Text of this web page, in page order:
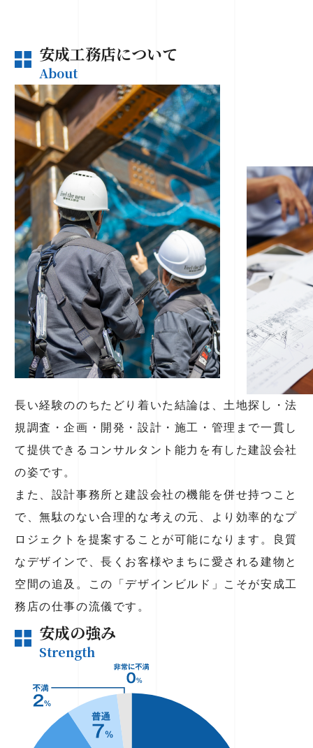
安成工務店について
About
長い経験ののちたどり着いた結論は、土地探し・法
規調査・企画・開発・設計・施工・管理まで一貫し
て提供できるコンサルタント能力を有した建設会社
の姿です。
また、設計事務所と建設会社の機能を併せ持つこと
で、無駄のない合理的な考えの元、より効率的なプ
ロジェクトを提案することが可能になります。良質
なデザインで、長くお客様やまちに愛される建物と
空間の追及。この「デザインビルド」こそが安成工
務店の仕事の流儀です。
安成の強み
Strength